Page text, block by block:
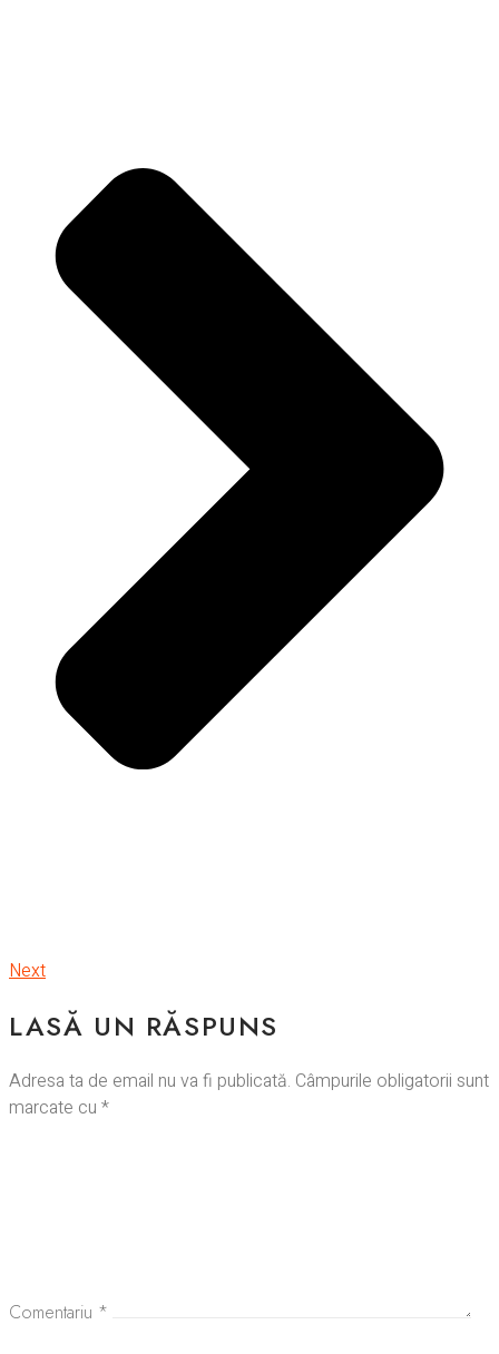
Next
LASĂ UN RĂSPUNS
Adresa ta de email nu va fi publicată. Câmpurile obligatorii sunt
marcate cu *
Comentariu *